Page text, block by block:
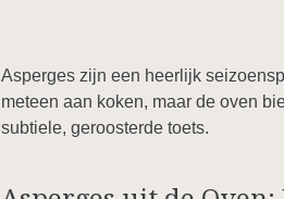
Asperges zijn een heerlijk
meteen aan koken, maar de oven
subtiele, geroosterde toets.